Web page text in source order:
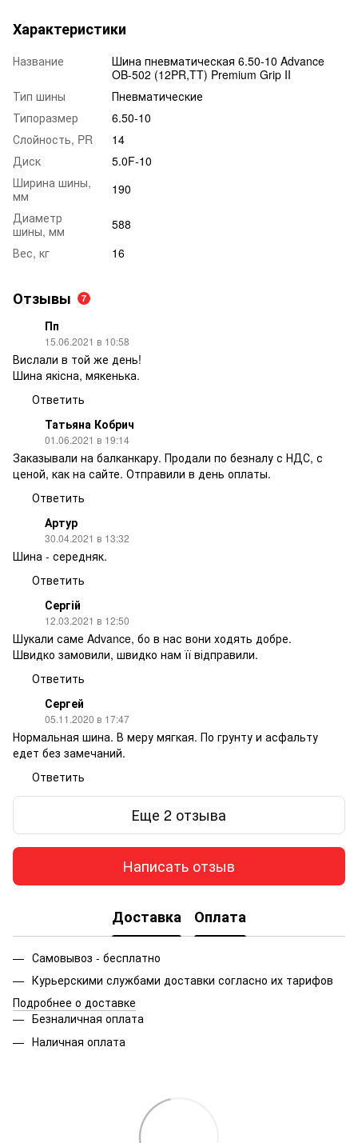
Характеристики
Название
Шина пневматическая 6.50-10 Advance
OB-502 (12PR,TT) Premium Grip II
Тип шины
Пневматические
Типоразмер
6.50-10
Слойность, PR
14
Диск
5.0F-10
Ширина шины,
мм
190
Диаметр
шины, мм
588
Вес, кг
16
Отзывы 7
Пп
15.06.2021 в 10:58
Вислали в той же день!
Шина якісна, мякенька.
Ответить
Татьяна Кобрич
01.06.2021 в 19:14
Заказывали на балканкару. Продали по безналу с НДС, с
ценой, как на сайте. Отправили в день оплаты.
Ответить
Артур
30.04.2021 в 13:32
Шина - середняк.
Ответить
Сергій
12.03.2021 в 12:50
Шукали саме Advance, бо в нас вони ходять добре.
Швидко замовили, швидко нам її відправили.
Ответить
Сергей
05.11.2020 в 17:47
Нормальная шина. В меру мягкая. По грунту и асфальту
едет без замечаний.
Ответить
Еще 2 отзыва
Написать отзыв
Доставка Оплата
Самовывоз - бесплатно
Курьерскими службами доставки согласно их тарифов
Подробнее о доставке
Безналичная оплата
Наличная оплата